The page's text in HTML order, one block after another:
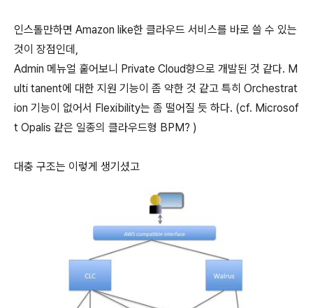
인스톨만하면 Amazon like한 클라우드 서비스를 바로 쓸 수 있는
것이 장점인데,
Admin 메뉴얼 훝어보니 Private Cloud향으로 개발된 것 같다. M
ulti tanent에 대한 지원 기능이 좀 약한 것 같고 특히 Orchestrat
ion 기능이 없어서 Flexibility는 좀 떨어질 듯 하다. (cf. Microsof
t Opalis 같은 일종의 클라우드형 BPM? )
대충 구조는 이렇게 생기셨고